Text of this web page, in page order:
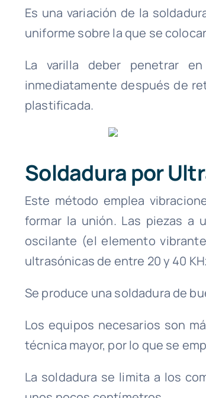
Es una variación de la
uniforme sobre la que se
La varilla deber penetrar
inmediatamente después de
plastificada.
Soldadura por
Este método emplea
formar la unión. Las piezas a
oscilante (el elemento
ultrasónicas de entre 20 y 40
Se produce una soldadura de
Los equipos necesarios son
técnica mayor, por lo que se
La soldadura se limita a los